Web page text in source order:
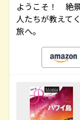
ようこそ！ 絶
人たちが教えて
旅へ。